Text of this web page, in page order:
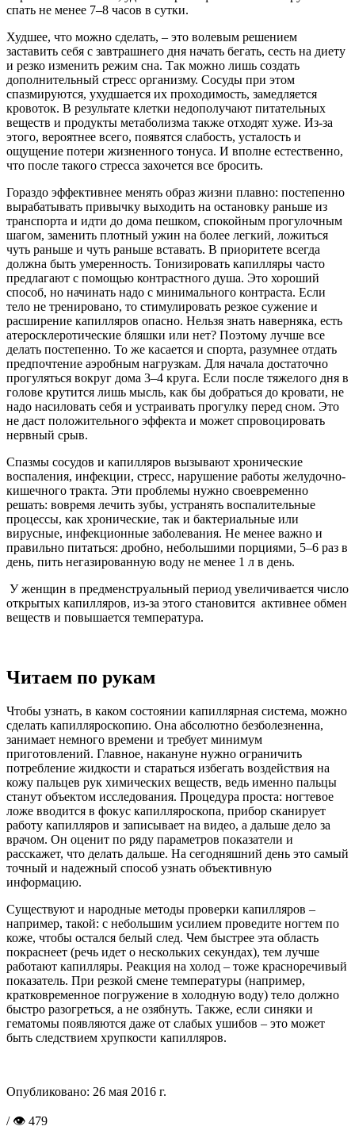
спать не менее 7–8 часов в сутки.
Худшее, что можно сделать, – это волевым решением
заставить себя с завтрашнего дня начать бегать, сесть на диету
и резко изменить режим сна. Так можно лишь создать
дополнительный стресс организму. Сосуды при этом
спазмируются, ухудшается их проходимость, замедляется
кровоток. В результате клетки недополучают питательных
веществ и продукты метаболизма также отходят хуже. Из-за
этого, вероятнее всего, появятся слабость, усталость и
ощущение потери жизненного тонуса. И вполне естественно,
что после такого стресса захочется все бросить.
Гораздо эффективнее менять образ жизни плавно: постепенно
вырабатывать привычку выходить на остановку раньше из
транспорта и идти до дома пешком, спокойным прогулочным
шагом, заменить плотный ужин на более легкий, ложиться
чуть раньше и чуть раньше вставать. В приоритете всегда
должна быть умеренность. Тонизировать капилляры часто
предлагают с помощью контрастного душа. Это хороший
способ, но начинать надо с минимального контраста. Если
тело не тренировано, то стимулировать резкое сужение и
расширение капилляров опасно. Нельзя знать наверняка, есть
атеросклеротические бляшки или нет? Поэтому лучше все
делать постепенно. То же касается и спорта, разумнее отдать
предпочтение аэробным нагрузкам. Для начала достаточно
прогуляться вокруг дома 3–4 круга. Если после тяжелого дня в
голове крутится лишь мысль, как бы добраться до кровати, не
надо насиловать себя и устраивать прогулку перед сном. Это
не даст положительного эффекта и может спровоцировать
нервный срыв.
Спазмы сосудов и капилляров вызывают хронические
воспаления, инфекции, стресс, нарушение работы желудочно-
кишечного тракта. Эти проблемы нужно своевременно
решать: вовремя лечить зубы, устранять воспалительные
процессы, как хронические, так и бактериальные или
вирусные, инфекционные заболевания. Не менее важно и
правильно питаться: дробно, небольшими порциями, 5–6 раз в
день, пить негазированную воду не менее 1 л в день.
У женщин в предменструальный период увеличивается число
открытых капилляров, из-за этого становится активнее обмен
веществ и повышается температура.
Читаем по рукам
Чтобы узнать, в каком состоянии капиллярная система, можно
сделать капилляроскопию. Она абсолютно безболезненна,
занимает немного времени и требует минимум
приготовлений. Главное, накануне нужно ограничить
потребление жидкости и стараться избегать воздействия на
кожу пальцев рук химических веществ, ведь именно пальцы
станут объектом исследования. Процедура проста: ногтевое
ложе вводится в фокус капилляроскопа, прибор сканирует
работу капилляров и записывает на видео, а дальше дело за
врачом. Он оценит по ряду параметров показатели и
расскажет, что делать дальше. На сегодняшний день это самый
точный и надежный способ узнать объективную
информацию.
Существуют и народные методы проверки капилляров –
например, такой: с небольшим усилием проведите ногтем по
коже, чтобы остался белый след. Чем быстрее эта область
покраснеет (речь идет о нескольких секундах), тем лучше
работают капилляры. Реакция на холод – тоже красноречивый
показатель. При резкой смене температуры (например,
кратковременное погружение в холодную воду) тело должно
быстро разогреться, а не озябнуть. Также, если синяки и
гематомы появляются даже от слабых ушибов – это может
быть следствием хрупкости капилляров.
Опубликовано: 26 мая 2016 г.
/ 👁 479